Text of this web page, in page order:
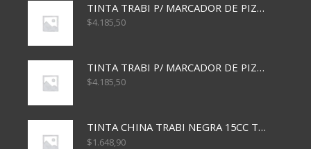
TINTA TRABI P/ MARCADOR DE PIZARRA x30ml AZUL
$4.185,50
TINTA TRABI P/ MARCADOR DE PIZARRA x30ml ROJO
$4.185,50
TINTA CHINA TRABI NEGRA 15CC TR3460
$1.648,90